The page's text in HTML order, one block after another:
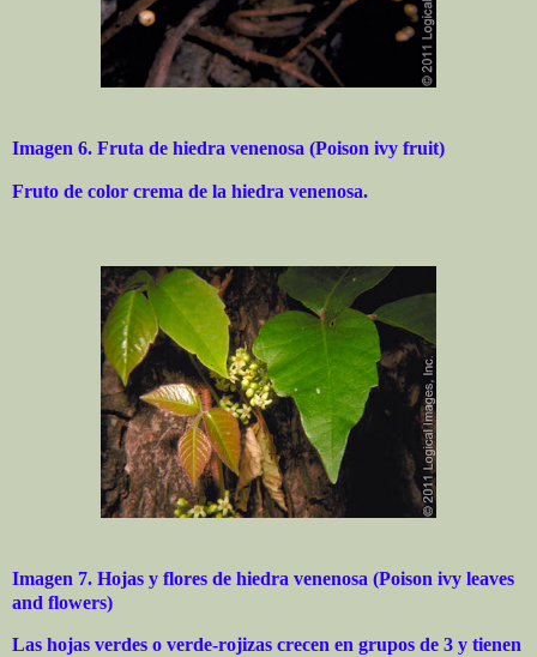
Imagen 6. Fruta de hiedra venenosa (Poison ivy fruit)
Fruto de color crema de la hiedra venenosa.
Imagen 7. Hojas y flores de hiedra venenosa (Poison ivy leaves
and flowers)
Las hojas verdes o verde-rojizas crecen en grupos de 3 y tienen